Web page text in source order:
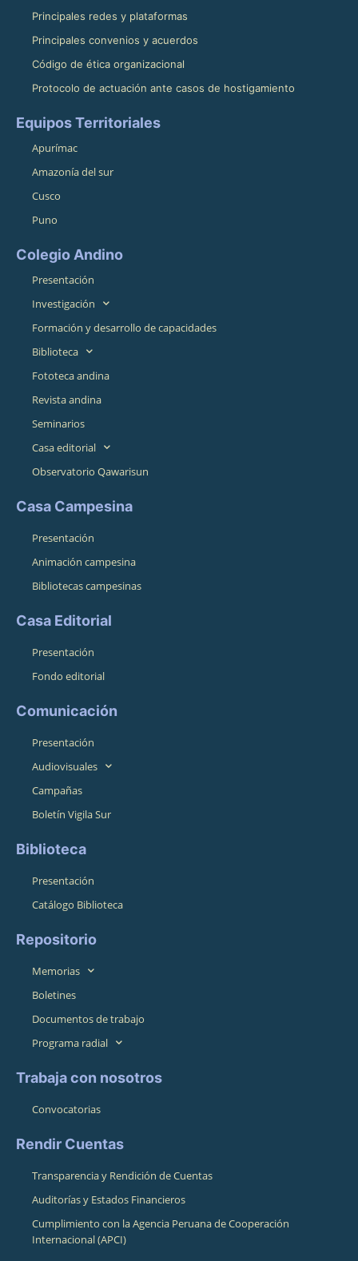
Principales redes y plataformas
Principales convenios y acuerdos
Código de ética organizacional
Protocolo de actuación ante casos de hostigamiento
Equipos Territoriales
Apurímac
Amazonía del sur
Cusco
Puno
Colegio Andino
Presentación
Investigación
Formación y desarrollo de capacidades
Biblioteca
Fototeca andina
Revista andina
Seminarios
Casa editorial
Observatorio Qawarisun
Casa Campesina
Presentación
Animación campesina
Bibliotecas campesinas
Casa Editorial
Presentación
Fondo editorial
Comunicación
Presentación
Audiovisuales
Campañas
Boletín Vigila Sur
Biblioteca
Presentación
Catálogo Biblioteca
Repositorio
Memorias
Boletines
Documentos de trabajo
Programa radial
Trabaja con nosotros
Convocatorias
Rendir Cuentas
Transparencia y Rendición de Cuentas
Auditorías y Estados Financieros
Cumplimiento con la Agencia Peruana de Cooperación
Internacional (APCI)